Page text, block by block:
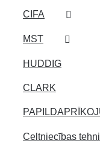
CIFA
MST
HUDDIG
CLARK
Celtniecības